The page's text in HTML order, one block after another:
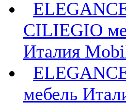
CILIEGIO
Италия
мебель